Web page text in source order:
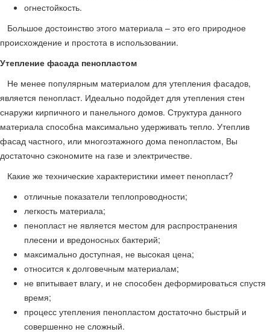
огнестойкость.
Большое достоинство этого материала – это его природное
происхождение и простота в использовании.
Утепление фасада пенопластом
Не менее популярным материалом для утепления фасадов,
является пенопласт. Идеально подойдет для утепления стен
снаружи кирпичного и панельного домов. Структура данного
материала способна максимально удерживать тепло. Утеплив
фасад частного, или многоэтажного дома пенопластом, Вы
достаточно сэкономите на газе и электричестве.
Какие же технические характеристики имеет пенопласт?
отличные показатели теплопроводности;
легкость материала;
пенопласт не является местом для распространения
плесени и вредоносных бактерий;
максимально доступная, не высокая цена;
относится к долговечным материалам;
не впитывает влагу, и не способен деформироваться спустя
время;
процесс утепления пенопластом достаточно быстрый и
совершенно не сложный.